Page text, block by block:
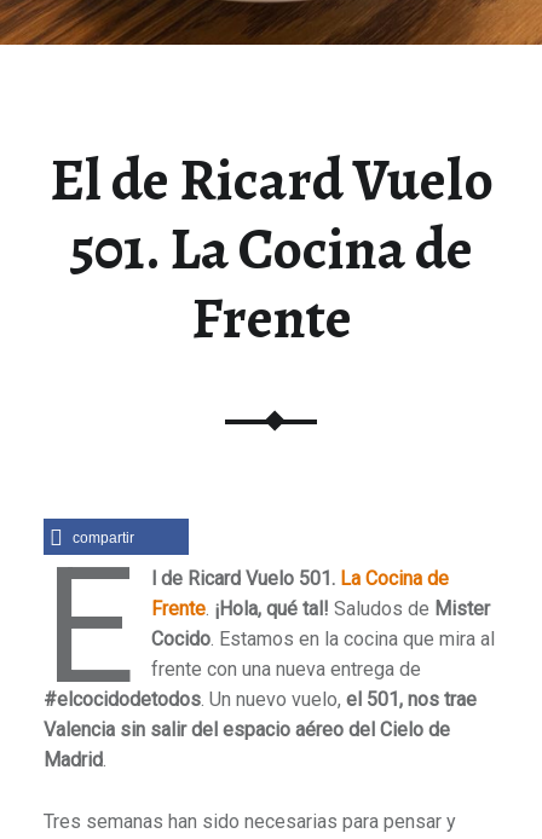
El de Ricard Vuelo
501. La Cocina de
Frente
compartir
E l de Ricard Vuelo 501. La Cocina de
Frente. ¡Hola, qué tal! Saludos de Mister
Cocido. Estamos en la cocina que mira al
frente con una nueva entrega de
#elcocidodetodos. Un nuevo vuelo, el 501, nos trae
Valencia sin salir del espacio aéreo del Cielo de
Madrid.
Tres semanas han sido necesarias para pensar y